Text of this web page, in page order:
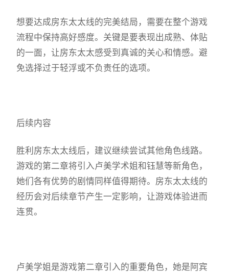
想要达成房东太太线的完美结局，需要在整个游戏
流程中保持高好感度。关键是要表现出成熟、体贴
的一面，让房东太太感受到真诚的关心和情感。避
免选择过于轻浮或不负责任的选项。
后续内容
胜利房东太太线后，建议继续尝试其他角色线路。
游戏的第二章将引入卢美学术姐和钰慧等新角色，
她们各有优势的剧情同样值得期待。房东太太线的
经历会对后续章节产生一定影响，让游戏体验进而
连贯。
卢美学姐是游戏第二章引入的重要角色，她是阿宾